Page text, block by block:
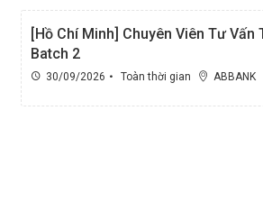
[Hồ Chí Minh] Chuyên Viên Tư
Batch 2
30/09/2026 Toàn thời gian ABBANK